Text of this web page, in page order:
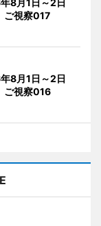
8月1日～2日
ご視察017
8月1日～2日
ご視察016